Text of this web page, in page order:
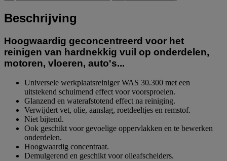
Beschrijving
Hoogwaardig geconcentreerd voor het
reinigen van hardnekkig vuil op onderdelen,
motoren, vloeren, auto's...
Universele werkplaatsreiniger WAS 30.300 met een
uitstekend schuimend effect voor voorsproeien.
Glanzend en waterafstotend effect na reiniging.
Verwijdert vet, olie, aanslag, roetdeeltjes en remstof.
Niet bijtend.
Ook geschikt voor gevoelige oppervlakken en te bewerken
onderdelen.
Hoogwaardig concentraat.
Demulgerend en geschikt voor olieafscheiders.